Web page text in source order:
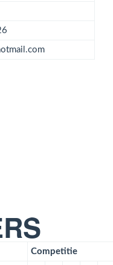
Competitie